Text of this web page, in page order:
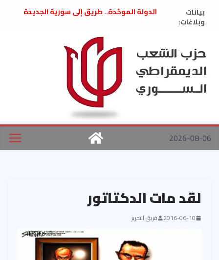
بيانات
وبلاغات:
الدولة الموحّدة.. طريق إلى سورية الجديدة
العام السابق لحزب الاتحاد الاشتراكي العربي
الديمقراطي
بلاغ صادر عن اجتماع اللجنة المركزية نيسان
2026
الحرب الأمريكية الإسرائيلية على نظام الملالي
في إيران .. بيان من حزب الشعب الديمقراطي
السوري
2026-08-06
لقد مات الدكتاتور
2016-06-10 فريق التحرير